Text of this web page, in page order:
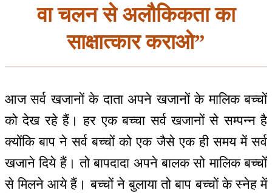
वा चलन से अलौकिकता का
साक्षात्कार कराओ”
आज सर्व खजानों के दाता अपने खजानों के मालिक बच्चों
को देख रहे हैं। हर एक बच्चा सर्व खजानों से सम्पन्न है
क्योंकि बाप ने सर्व बच्चों को एक जैसे एक ही समय में सर्व
खजाने दिये हैं। तो बापदादा अपने बालक सो मालिक बच्चों
से मिलने आये हैं। बच्चों ने बुलाया तो बाप बच्चों के स्नेह में